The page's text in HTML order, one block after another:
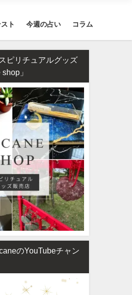
ト 今週の占い コラム
の恋愛で
は成就す
四柱推命で占う2026年のあ
の運勢【生年月日で無料鑑
ピリチュアルグッズ
」
のYouTubeチャン